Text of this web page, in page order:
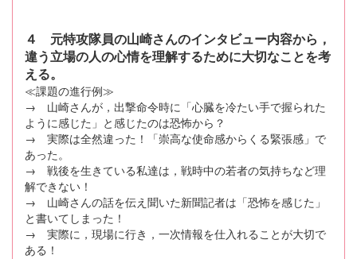
４ 元特攻隊員の山崎さんのインタビュー内容から，
違う立場の人の心情を理解するために大切なことを考
える。
≪課題の進行例≫
→ 山崎さんが，出撃命令時に「心臓を冷たい手で握られた
ように感じた」と感じたのは恐怖から？
→ 実際は全然違った！「崇高な使命感からくる緊張感」で
あった。
→ 戦後を生きている私達は，戦時中の若者の気持ちなど理
解できない！
→ 山崎さんの話を伝え聞いた新聞記者は「恐怖を感じた」
と書いてしまった！
→ 実際に，現場に行き，一次情報を仕入れることが大切で
ある！